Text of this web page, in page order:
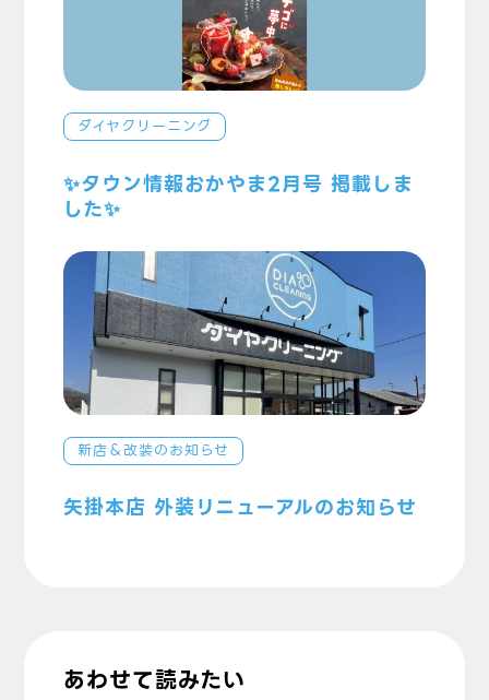
ダイヤクリーニング
✨タウン情報おかやま2月号 掲載しま
した✨
新店＆改装のお知らせ
矢掛本店 外装リニューアルのお知らせ
あわせて読みたい